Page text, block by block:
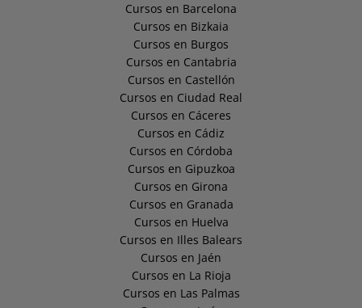
Cursos en Barcelona
Cursos en Bizkaia
Cursos en Burgos
Cursos en Cantabria
Cursos en Castellón
Cursos en Ciudad Real
Cursos en Cáceres
Cursos en Cádiz
Cursos en Córdoba
Cursos en Gipuzkoa
Cursos en Girona
Cursos en Granada
Cursos en Huelva
Cursos en Illes Balears
Cursos en Jaén
Cursos en La Rioja
Cursos en Las Palmas